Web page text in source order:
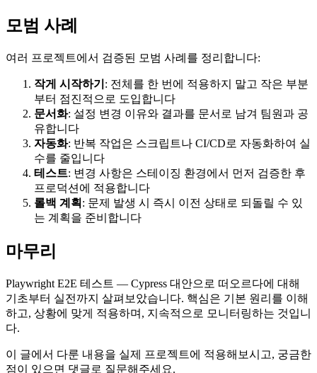
모범 사례
여러 프로젝트에서 검증된 모범 사례를 정리합니다:
작게 시작하기 : 전체를 한 번에 적용하지 말고 작은 부분
부터 점진적으로 도입합니다
문서화: 설정 변경 이유와 결과를 문서로 남겨 팀원과 공
유합니다
자동화: 반복 작업은 스크립트나 CI/CD로 자동화하여 실
수를 줄입니다
테스트: 변경 사항은 스테이징 환경에서 먼저 검증한 후
프로덕션에 적용합니다
롤백 계획 : 문제 발생 시 즉시 이전 상태로 되돌릴 수 있
는 계획을 준비합니다
마무리
Playwright E2E 테스트 — Cypress 대안으로 떠오르다에 대해
기초부터 실전까지 살펴보았습니다. 핵심은 기본 원리를 이해
하고, 상황에 맞게 적용하며, 지속적으로 모니터링하는 것입니
다.
이 글에서 다룬 내용을 실제 프로젝트에 적용해보시고, 궁금한
점이 있으면 댓글로 질문해주세요.